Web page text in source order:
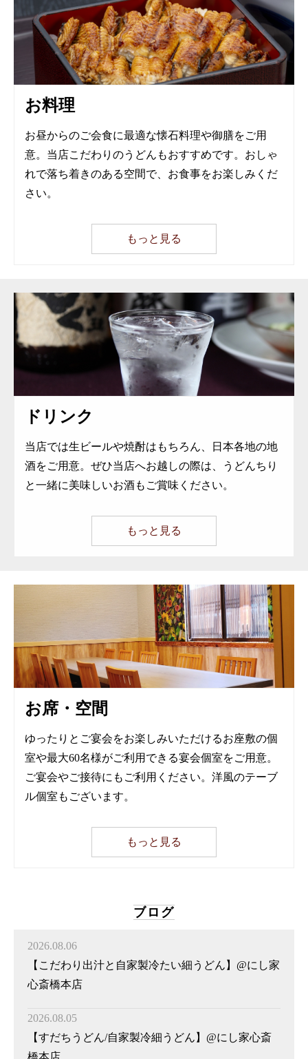
お料理
お昼からのご会食に最適な懐石料理や御膳をご用
意。当店こだわりのうどんもおすすめです。おしゃ
れで落ち着きのある空間で、お食事をお楽しみくだ
さい。
もっと見る
ドリンク
当店では生ビールや焼酎はもちろん、日本各地の地
酒をご用意。ぜひ当店へお越しの際は、うどんちり
と一緒に美味しいお酒もご賞味ください。
もっと見る
お席・空間
ゆったりとご宴会をお楽しみいただけるお座敷の個
室や最大60名様がご利用できる宴会個室をご用意。
ご宴会やご接待にもご利用ください。洋風のテーブ
ル個室もございます。
もっと見る
ブログ
2026.08.06
【こだわり出汁と自家製冷たい細うどん】@にし家
心斎橋本店
2026.08.05
【すだちうどん/自家製冷細うどん】@にし家心斎
橋本店